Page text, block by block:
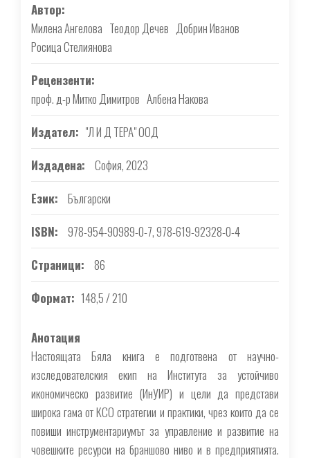
Автор
Милена Ангелова Теодор Дечев Добрин Иванов
Росица Стелиянова
Рецензенти
проф. д-р Митко Димитров Албена Накова
Издател
"Л И Д ТЕРА" ООД
Издадена
София, 2023
Език
Български
ISBN
978-954-90989-0-7, 978-619-92328-0-4
Страници
86
Формат 148,5 / 210
Анотация
Настоящата Бяла книга е подготвена от научно-
изследователския екип на Института за устойчиво
икономическо развитие (ИнУИР) и цели да представи
широка гама от КСО стратегии и практики, чрез които да се
повиши инструментариумът за управление и развитие на
човешките ресурси на браншово ниво и в предприятията.